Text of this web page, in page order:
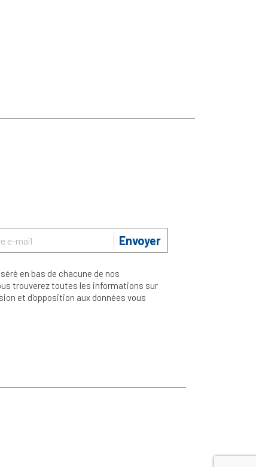
Envoyer
en bas de chacune de nos
trouverez toutes les informations sur
et d'opposition aux données vous